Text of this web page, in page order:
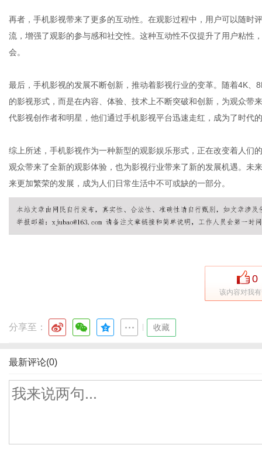
再者，手机影视带来了更多的互动性。在观影过程中，用户可以随时
流，增强了观影的参与感和社交性。这种互动性不仅提升了用户粘性
会。
最后，手机影视的发展不断创新，推动着影视行业的变革。随着4K
的影视形式，而是在内容、体验、技术上不断突破和创新，为观众带
代影视创作者和明星，他们通过手机影视平台迅速走红，成为了时代
综上所述，手机影视作为一种新型的观影娱乐形式，正在改变着人们
观众带来了全新的观影体验，也为影视行业带来了新的发展机遇。未
来更加繁荣的发展，成为人们日常生活中不可或缺的一部分。
0
该内容对我
分享至： 收藏
最新评论(0)